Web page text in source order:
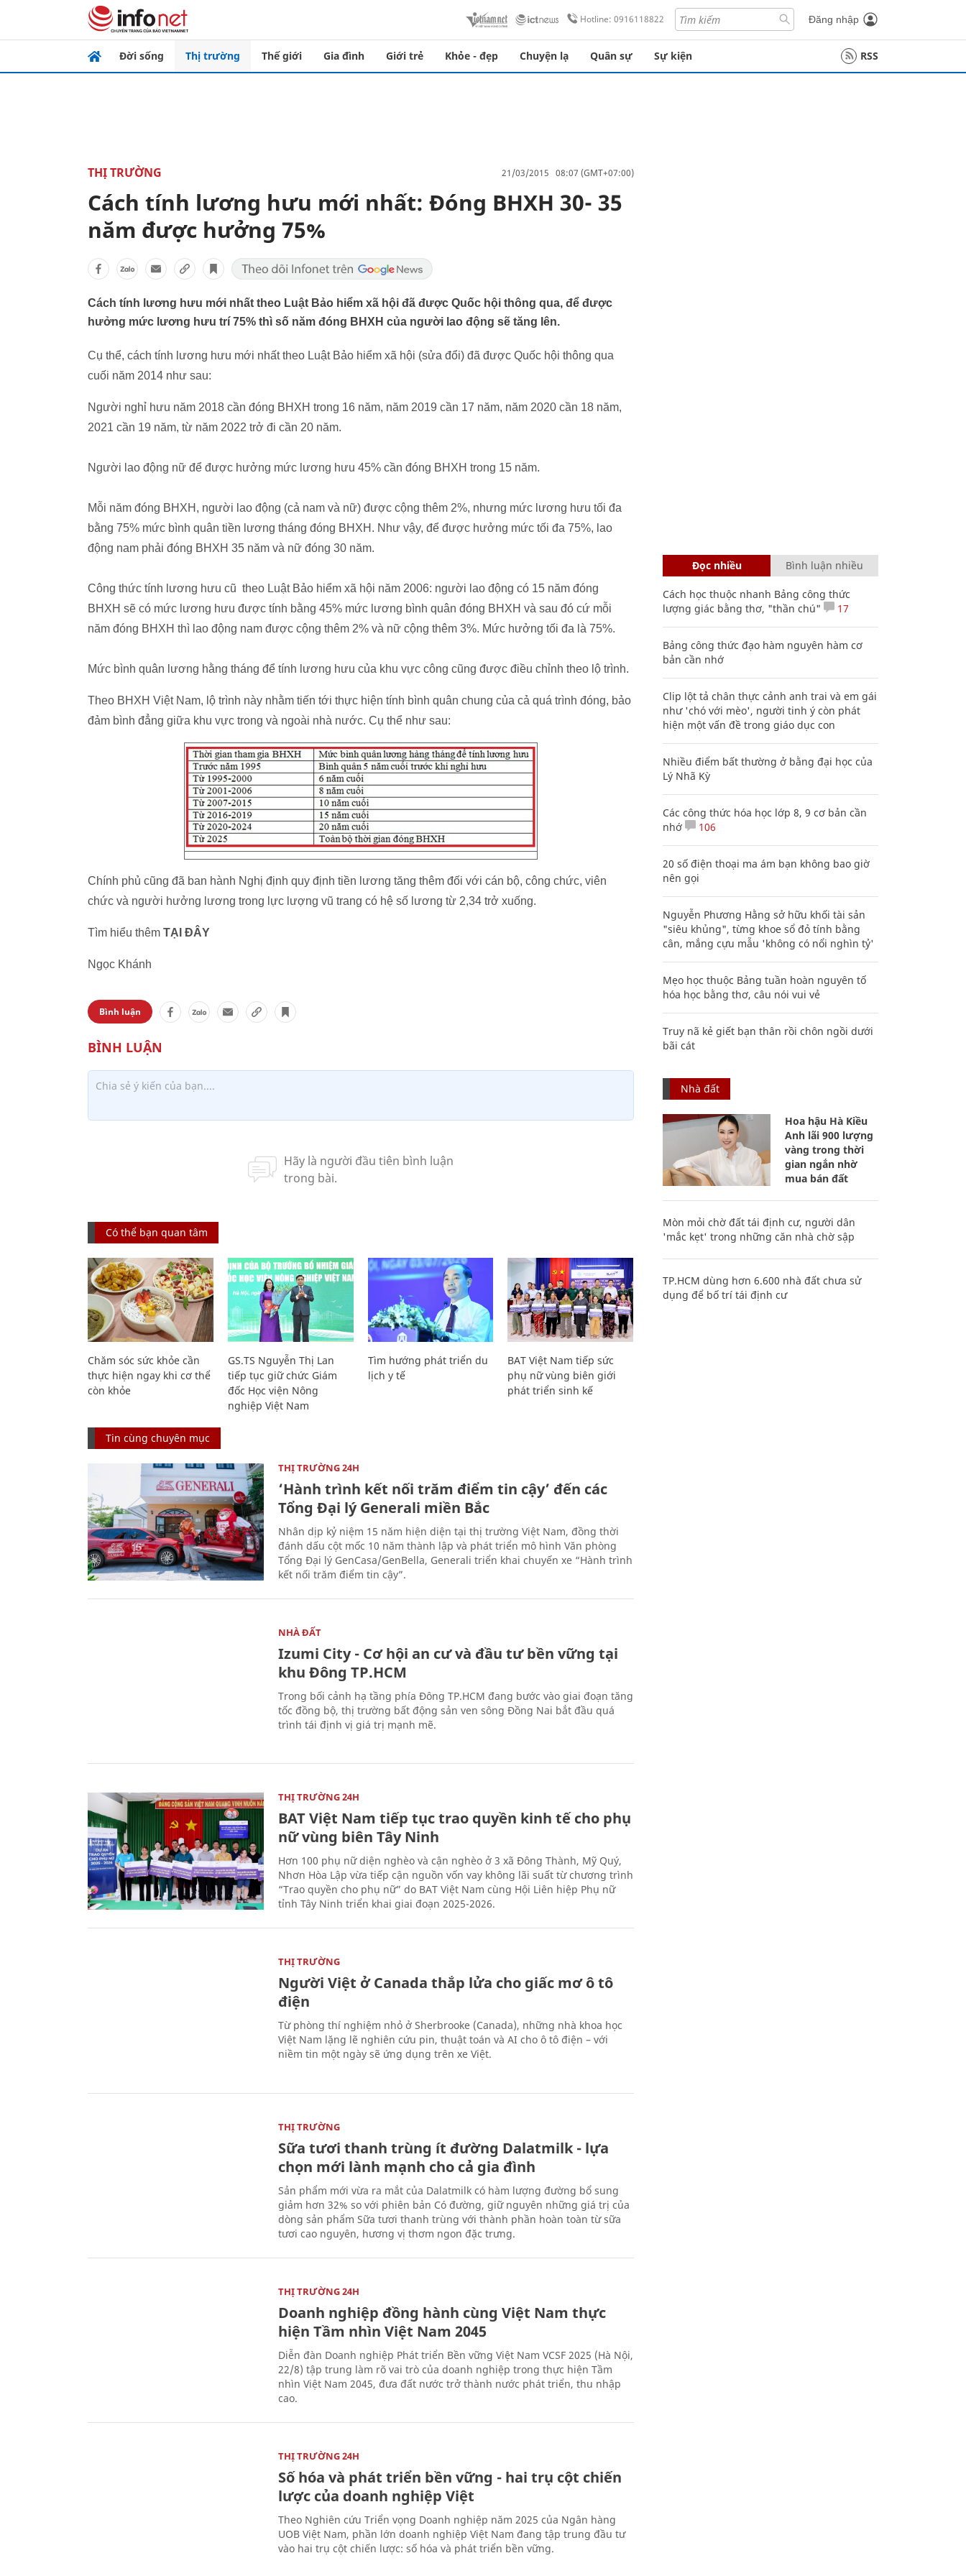
Hotline: 0916118822 Đăng nhập
Đời sống Thị trường Thế giới Gia đình Giới trẻ Khỏe - đẹp Chuyện lạ Quân sự Sự kiện RSS
THỊ TRƯỜNG 21/03/2015 08:07 (GMT+07:00)
Cách tính lương hưu mới nhất: Đóng BHXH 30- 35
năm được hưởng 75%
Cách tính lương hưu mới nhất theo Luật Bảo hiểm xã hội đã được Quốc hội thông qua, để được
hưởng mức lương hưu trí 75% thì số năm đóng BHXH của người lao động sẽ tăng lên.
Cụ thể, cách tính lương hưu mới nhất theo Luật Bảo hiểm xã hội (sửa đổi) đã được Quốc hội thông qua
cuối năm 2014 như sau:
Người nghỉ hưu năm 2018 cần đóng BHXH trong 16 năm, năm 2019 cần 17 năm, năm 2020 cần 18 năm,
2021 cần 19 năm, từ năm 2022 trở đi cần 20 năm.
Người lao động nữ để được hưởng mức lương hưu 45% cần đóng BHXH trong 15 năm.
Mỗi năm đóng BHXH, người lao động (cả nam và nữ) được cộng thêm 2%, nhưng mức lương hưu tối đa
bằng 75% mức bình quân tiền lương tháng đóng BHXH. Như vậy, để được hưởng mức tối đa 75%, lao
động nam phải đóng BHXH 35 năm và nữ đóng 30 năm.
Công thức tính lương hưu cũ theo Luật Bảo hiểm xã hội năm 2006: người lao động có 15 năm đóng
BHXH sẽ có mức lương hưu được tính bằng 45% mức lương bình quân đóng BHXH và sau đó cứ mỗi
năm đóng BHXH thì lao động nam được cộng thêm 2% và nữ cộng thêm 3%. Mức hưởng tối đa là 75%.
Mức bình quân lương hằng tháng để tính lương hưu của khu vực công cũng được điều chỉnh theo lộ trình.
Theo BHXH Việt Nam, lộ trình này nhằm tiến tới thực hiện tính bình quân chung của cả quá trình đóng, bảo
đảm bình đẳng giữa khu vực trong và ngoài nhà nước. Cụ thể như sau:
Chính phủ cũng đã ban hành Nghị định quy định tiền lương tăng thêm đối với cán bộ, công chức, viên
chức và người hưởng lương trong lực lượng vũ trang có hệ số lương từ 2,34 trở xuống.
Tìm hiểu thêm TẠI ĐÂY
Ngọc Khánh
Bình luận
Có thể bạn quan tâm
Chăm sóc sức khỏe cần
thực hiện ngay khi cơ thể
còn khỏe
GS.TS Nguyễn Thị Lan
tiếp tục giữ chức Giám
đốc Học viện Nông
nghiệp Việt Nam
Tìm hướng phát triển du
lịch y tế
BAT Việt Nam tiếp sức
phụ nữ vùng biên giới
phát triển sinh kế
Tin cùng chuyên mục
THỊ TRƯỜNG 24H
‘Hành trình kết nối trăm điểm tin cậy’ đến các
Tổng Đại lý Generali miền Bắc
Nhân dịp kỷ niệm 15 năm hiện diện tại thị trường Việt Nam, đồng thời
đánh dấu cột mốc 10 năm thành lập và phát triển mô hình Văn phòng
Tổng Đại lý GenCasa/GenBella, Generali triển khai chuyến xe “Hành trình
kết nối trăm điểm tin cậy”.
NHÀ ĐẤT
Izumi City - Cơ hội an cư và đầu tư bền vững tại
khu Đông TP.HCM
Trong bối cảnh hạ tầng phía Đông TP.HCM đang bước vào giai đoạn tăng
tốc đồng bộ, thị trường bất động sản ven sông Đồng Nai bắt đầu quá
trình tái định vị giá trị mạnh mẽ.
THỊ TRƯỜNG 24H
BAT Việt Nam tiếp tục trao quyền kinh tế cho phụ
nữ vùng biên Tây Ninh
Hơn 100 phụ nữ diện nghèo và cận nghèo ở 3 xã Đông Thành, Mỹ Quý,
Nhơn Hòa Lập vừa tiếp cận nguồn vốn vay không lãi suất từ chương trình
“Trao quyền cho phụ nữ” do BAT Việt Nam cùng Hội Liên hiệp Phụ nữ
tỉnh Tây Ninh triển khai giai đoạn 2025-2026.
THỊ TRƯỜNG
Người Việt ở Canada thắp lửa cho giấc mơ ô tô
điện
Từ phòng thí nghiệm nhỏ ở Sherbrooke (Canada), những nhà khoa học
Việt Nam lặng lẽ nghiên cứu pin, thuật toán và AI cho ô tô điện – với
niềm tin một ngày sẽ ứng dụng trên xe Việt.
THỊ TRƯỜNG
Sữa tươi thanh trùng ít đường Dalatmilk - lựa
chọn mới lành mạnh cho cả gia đình
Sản phẩm mới vừa ra mắt của Dalatmilk có hàm lượng đường bổ sung
giảm hơn 32% so với phiên bản Có đường, giữ nguyên những giá trị của
dòng sản phẩm Sữa tươi thanh trùng với thành phần hoàn toàn từ sữa
tươi cao nguyên, hương vị thơm ngon đặc trưng.
THỊ TRƯỜNG 24H
Doanh nghiệp đồng hành cùng Việt Nam thực
hiện Tầm nhìn Việt Nam 2045
Diễn đàn Doanh nghiệp Phát triển Bền vững Việt Nam VCSF 2025 (Hà Nội,
22/8) tập trung làm rõ vai trò của doanh nghiệp trong thực hiện Tầm
nhìn Việt Nam 2045, đưa đất nước trở thành nước phát triển, thu nhập
cao.
THỊ TRƯỜNG 24H
Số hóa và phát triển bền vững - hai trụ cột chiến
lược của doanh nghiệp Việt
Theo Nghiên cứu Triển vọng Doanh nghiệp năm 2025 của Ngân hàng
UOB Việt Nam, phần lớn doanh nghiệp Việt Nam đang tập trung đầu tư
vào hai trụ cột chiến lược: số hóa và phát triển bền vững.
Đọc nhiều Bình luận nhiều
Cách học thuộc nhanh Bảng công thức
lượng giác bằng thơ, "thần chú"
17
Bảng công thức đạo hàm nguyên hàm cơ
bản cần nhớ
Clip lột tả chân thực cảnh anh trai và em gái
như 'chó với mèo', người tinh ý còn phát
hiện một vấn đề trong giáo dục con
Nhiều điểm bất thường ở bằng đại học của
Lý Nhã Kỳ
Các công thức hóa học lớp 8, 9 cơ bản cần
nhớ
106
20 số điện thoại ma ám bạn không bao giờ
nên gọi
Nguyễn Phương Hằng sở hữu khối tài sản
"siêu khủng", từng khoe sổ đỏ tính bằng
cân, mắng cựu mẫu 'không có nổi nghìn tỷ'
Mẹo học thuộc Bảng tuần hoàn nguyên tố
hóa học bằng thơ, câu nói vui vẻ
Truy nã kẻ giết bạn thân rồi chôn ngồi dưới
bãi cát
Nhà đất
Hoa hậu Hà Kiều
Anh lãi 900 lượng
vàng trong thời
gian ngắn nhờ
mua bán đất
Mòn mỏi chờ đất tái định cư, người dân
'mắc kẹt' trong những căn nhà chờ sập
TP.HCM dùng hơn 6.600 nhà đất chưa sử
dụng để bố trí tái định cư